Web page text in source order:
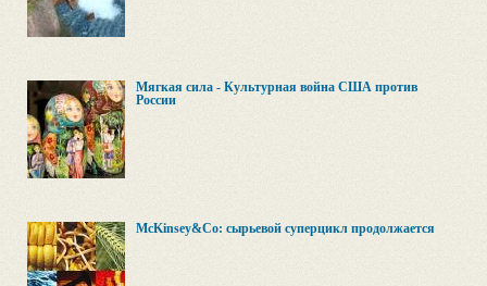
Мягкая сила - Культурная война США против
России
McKinsey&Co: сырьевой суперцикл продолжается